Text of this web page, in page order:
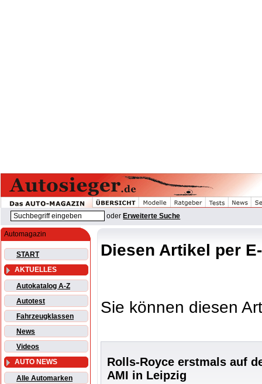
oder Erweiterte Suche
Automagazin
START
AKTUELLES
Autokatalog A-Z
Autotest
Fahrzeugklassen
News
Videos
AUTO NEWS
Alle Automarken
Diesen Artikel per
Sie können diesen
Rolls-Royce erstmals auf
AMI in Leipzig